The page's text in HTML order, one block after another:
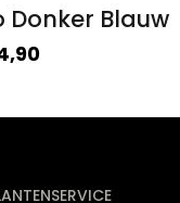
Donker Blauw